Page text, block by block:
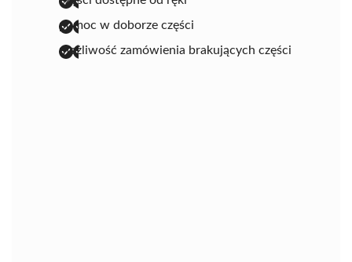
pomoc w doborze części
możliwość zamówienia brakujących części